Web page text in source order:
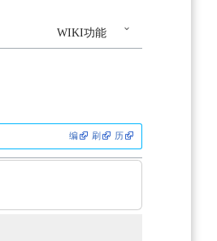
WIKI功能
编 刷 历